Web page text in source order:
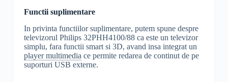
Functii suplimentare
In privinta functiilor suplimentare, putem spune despre
televizorul Philips 32PHH4100/88 ca este un televizor
simplu, fara functii smart si 3D, avand insa integrat un
player multimedia ce permite redarea de continut de pe
suporturi USB externe.